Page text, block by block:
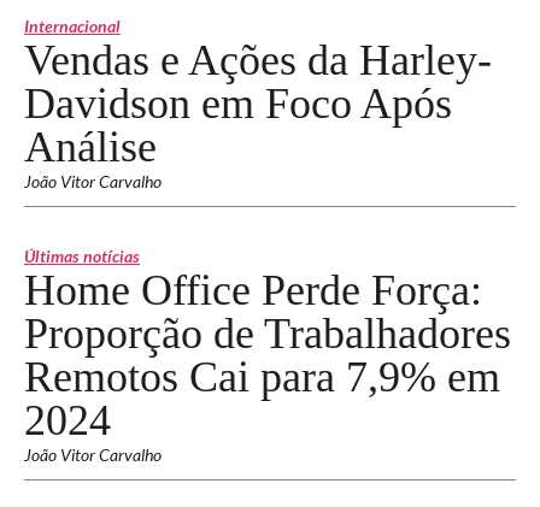
Internacional
Vendas e Ações da Harley-
Davidson em Foco Após
Análise
João Vitor Carvalho
Últimas notícias
Home Office Perde Força:
Proporção de Trabalhadores
Remotos Cai para 7,9% em
2024
João Vitor Carvalho